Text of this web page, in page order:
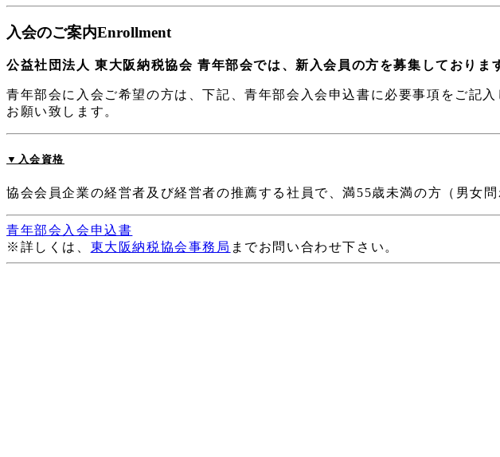
入会のご案内Enrollment
公益社団法人 東大阪納税協会 青年部会では、新入会員の方を募集しておりま
青年部会に入会ご希望の方は、下記、青年部会入会申込書に必要事項をご記
お願い致します。
▼入会資格
協会会員企業の経営者及び経営者の推薦する社員で、満55歳未満の方 （男女
青年部会入会申込書
※詳しくは、 東大阪納税協会事務局 までお問い合わせ下さい。